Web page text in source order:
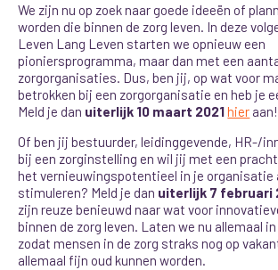
We zijn nu op zoek naar goede ideeën of
worden die binnen de zorg leven. In deze
Leven Lang Leven starten we opnieuw een
pioniersprogramma, maar dan met een
zorgorganisaties. Dus, ben jij, op wat voor
betrokken bij een zorgorganisatie en heb je
Meld je dan uiterlijk 10 maart 2021hier aan!
Of ben jij bestuurder, leidinggevende, HR-/
bij een zorginstelling en wil jij met een
het vernieuwingspotentieel in je organisatie
stimuleren? Meld je dan uiterlijk 7 februari
zijn reuze benieuwd naar wat voor
binnen de zorg leven. Laten we nu allemaal
zodat mensen in de zorg straks nog op
allemaal fijn oud kunnen worden.